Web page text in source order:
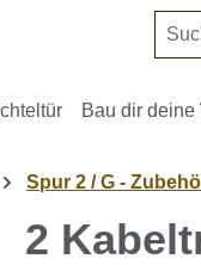
Bau dir deine
Spur 2 / G -
2